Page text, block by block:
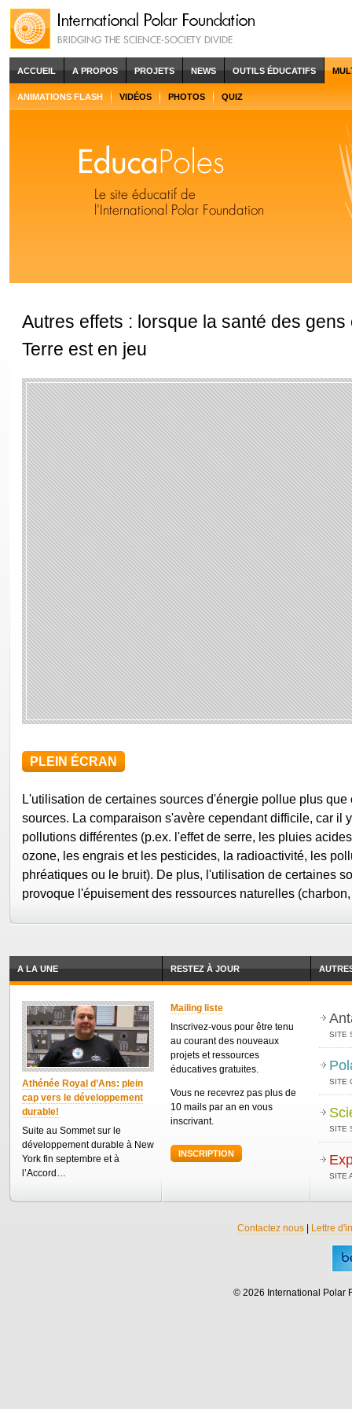
ACCUEIL A PROPOS PROJETS NEWS OUTILS ÉDUCATIFS
ANIMATIONS FLASH VIDÉOS PHOTOS QUIZ
Autres effets : lorsque la santé des gens
Terre est en jeu
PLEIN ÉCRAN
L'utilisation de certaines sources d'énergie pollue plus que
sources. La comparaison s'avère cependant difficile, car il
pollutions différentes (p.ex. l'effet de serre, les pluies
ozone, les engrais et les pesticides, la radioactivité, les
phréatiques ou le bruit). De plus, l'utilisation de certaines
provoque l'épuisement des ressources naturelles
A LA UNE
Athénée Royal d’Ans: plein
cap vers le développement
durable!
Suite au Sommet sur le
développement durable à New
York fin septembre et à
l’Accord…
RESTEZ À JOUR
Mailing liste
Inscrivez-vous pour être tenu
au courant des nouveaux
projets et ressources
éducatives gratuites.
Vous ne recevrez pas plus de
10 mails par an en vous
inscrivant.
INSCRIPTION
SITE
SITE
SITE
SITE
Contactez nous| Lettre
© 2026 International Polar